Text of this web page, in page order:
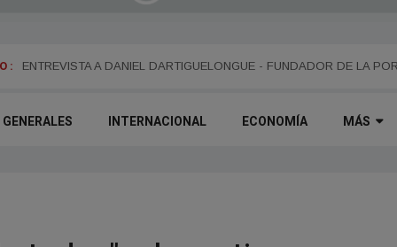
: ENTREVISTA A ALEJANDRO KIM
GENERALES INTERNACIONAL ECONOMÍA MÁS